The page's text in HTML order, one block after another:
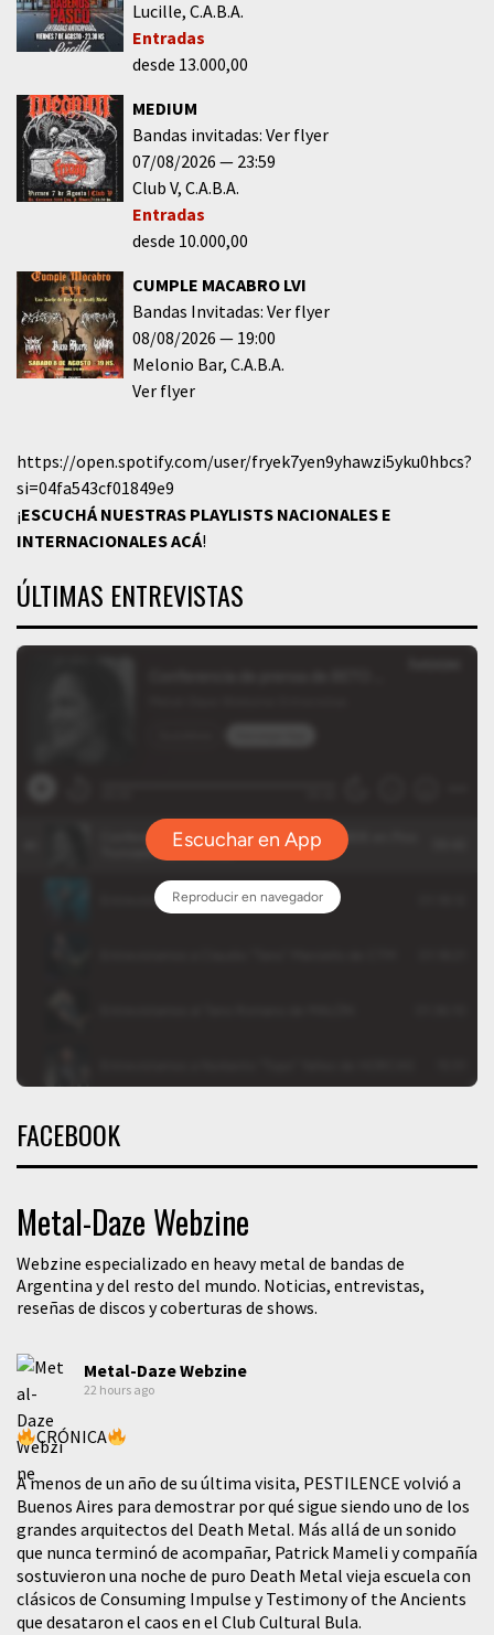
Lucille C.A.B.A.
Entradas
desde 13.000,00
MEDIUM
Bandas invitadas: Ver flyer
07/08/2026
23:59
Club V C.A.B.A.
Entradas
desde 10.000,00
CUMPLE MACABRO LVI
Bandas Invitadas: Ver flyer
08/08/2026
19:00
Melonio Bar C.A.B.A.
Ver flyer
https://open.spotify.com/user/fryek7yen9yhawzi5yku0hbcs?
si=04fa543cf01849e9
¡ESCUCHÁ NUESTRAS PLAYLISTS NACIONALES E
INTERNACIONALESACÁ!
ÚLTIMAS ENTREVISTAS
FACEBOOK
Metal-Daze Webzine
Webzine especializado en heavy metal de bandas de
Argentina y del resto del mundo. Noticias, entrevistas,
reseñas de discos y coberturas de shows.
Metal-Daze Webzine
22 hours ago
CRÓNICA
A menos de un año de su última visita, PESTILENCE volvió a
Buenos Aires para demostrar por qué sigue siendo uno de los
grandes arquitectos del Death Metal. Más allá de un sonido
que nunca terminó de acompañar, Patrick Mameli y compañía
sostuvieron una noche de puro Death Metal vieja escuela con
clásicos de Consuming Impulse y Testimony of the Ancients
que desataron el caos en el Club Cultural Bula.